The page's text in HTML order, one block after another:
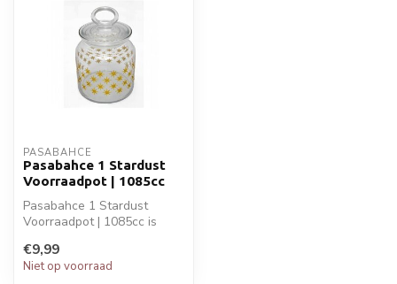
PASABAHCE
Pasabahce 1 Stardust
Voorraadpot | 1085cc
Pasabahce 1 Stardust
Voorraadpot | 1085cc is
bakken. P...
€9,99
Niet op voorraad